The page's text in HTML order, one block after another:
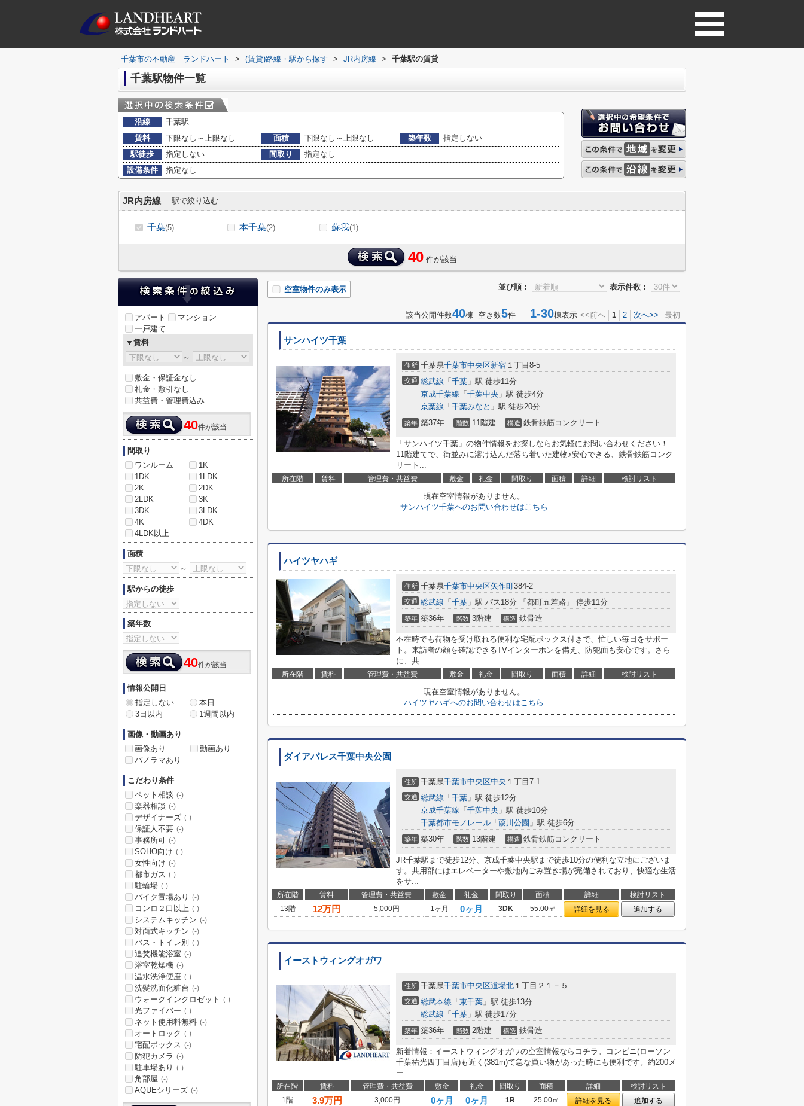
千葉市の不動産｜ランドハート > (賃貸)路線・駅から探す > JR内房線 > 千葉駅の賃貸
千葉駅物件一覧
沿線
千葉駅
賃料
下限なし～上限なし 面積 下限なし～上限なし 築年数
指定しない
駅徒歩
指定しない 間取り
指定なし
設備条件
指定なし
JR内房線 駅で絞り込む
千葉(5) 本千葉(2) 蘇我(1)
40 件が該当
並び順： 表示件数：
空室物件のみ表示
該当公開件数40棟 空き数5件 1-30棟表示 <<前へ 1 2 次へ>> 最初
サンハイツ千葉
住所 千葉県千葉市中央区新宿 １丁目8-5
交通 総武線 「 千葉 」駅 徒歩11分
京成千葉線 「 千葉中央 」駅 徒歩4分
京葉線 「 千葉みなと 」駅 徒歩20分
築年 築37年 階数 11階建 構造 鉄骨鉄筋コンクリート
「サンハイツ千葉」の物件情報をお探しならお気軽にお問い合わせください！
11階建てで、街並みに溶け込んだ落ち着いた建物♪安心できる、鉄骨鉄筋コンク
リート...
所在階 賃料 管理費・共益費 敷金 礼金 間取り 面積 詳細 検討リスト
現在空室情報がありません。
サンハイツ千葉へのお問い合わせはこちら
ハイツヤハギ
住所 千葉県千葉市中央区矢作町384-2
交通 総武線 「 千葉 」駅 バス18分 「都町五差路」 停歩11分
築年 築36年 階数 3階建 構造 鉄骨造
不在時でも荷物を受け取れる便利な宅配ボックス付きで、忙しい毎日をサポー
ト。来訪者の顔を確認できるTVインターホンを備え、防犯面も安心です。さら
に、共...
所在階 賃料 管理費・共益費 敷金 礼金 間取り 面積 詳細 検討リスト
現在空室情報がありません。
ハイツヤハギへのお問い合わせはこちら
ダイアパレス千葉中央公園
住所 千葉県千葉市中央区中央 １丁目7-1
交通 総武線 「 千葉 」駅 徒歩12分
京成千葉線 「 千葉中央 」駅 徒歩10分
千葉都市モノレール 「 葭川公園 」駅 徒歩6分
築年 築30年 階数 13階建 構造 鉄骨鉄筋コンクリート
JR千葉駅まで徒歩12分、京成千葉中央駅まで徒歩10分の便利な立地にございま
す。共用部にはエレベーターや敷地内ごみ置き場が完備されており、快適な生活
をサ...
所在階 賃料 管理費・共益費 敷金 礼金 間取り 面積 詳細
検討リスト
13階
12万円 5,000円 1ヶ月 0ヶ月 3DK 55.00㎡ 詳細を見る 追加する
イーストウィングオガワ
住所 千葉県千葉市中央区道場北 １丁目２１－５
交通 総武本線 「 東千葉 」駅 徒歩13分
総武線 「 千葉 」駅 徒歩17分
築年 築36年 階数 2階建 構造 鉄骨造
新着情報：イーストウィングオガワの空室情報ならコチラ。コンビニ(ローソン
千葉祐光四丁目店)も近く(381m)て急な買い物があった時にも便利です。約200メ
ー...
所在階 賃料 管理費・共益費 敷金 礼金 間取り 面積 詳細
検討リスト
1階
3.9万円 3,000円 0ヶ月 0ヶ月 1R 25.00㎡ 詳細を見る 追加する
アパート
マンション
一戸建て
▼賃料
～
敷金・保証金なし
礼金・敷引なし
共益費・管理費込み
40件が該当
間取り
ワンルーム
1K
1DK
1LDK
2K
2DK
2LDK
3K
3DK
3LDK
4K
4DK
4LDK以上
面積
～
駅からの徒歩
築年数
40件が該当
情報公開日
指定しない
本日
3日以内
1週間以内
画像・動画あり
画像あり
動画あり
パノラマあり
こだわり条件
ペット相談 (-)
楽器相談 (-)
デザイナーズ (-)
保証人不要 (-)
事務所可 (-)
SOHO向け (-)
女性向け (-)
都市ガス (-)
駐輪場 (-)
バイク置場あり (-)
コンロ２口以上 (-)
システムキッチン (-)
対面式キッチン (-)
バス・トイレ別 (-)
追焚機能浴室 (-)
浴室乾燥機 (-)
温水洗浄便座 (-)
洗髪洗面化粧台 (-)
ウォークインクロゼット (-)
光ファイバー (-)
ネット使用料無料 (-)
オートロック (-)
宅配ボックス (-)
防犯カメラ (-)
駐車場あり (-)
角部屋 (-)
AQUEシリーズ (-)